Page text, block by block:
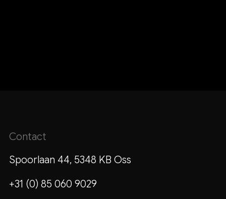
Contact
Spoorlaan 44, 5348 KB Oss
+31 (0) 85 060 9029